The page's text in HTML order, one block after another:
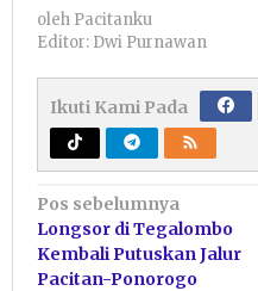
oleh Pacitanku
Editor: Dwi Purnawan
Ikuti Kami Pada
Navigasi
pos
Pos sebelumnya
Longsor di Tegalombo
Kembali Putuskan Jalur
Pacitan-Ponorogo